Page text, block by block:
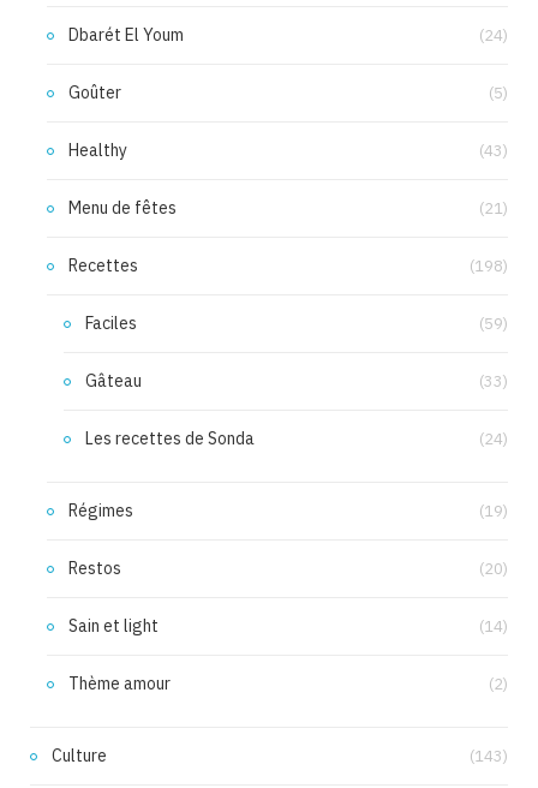
Dbarét El Youm (24)
Goûter (5)
Healthy (43)
Menu de fêtes (21)
Recettes (198)
Faciles (59)
Gâteau (33)
Les recettes de Sonda (24)
Régimes (19)
Restos (20)
Sain et light (14)
Thème amour (2)
Culture (143)